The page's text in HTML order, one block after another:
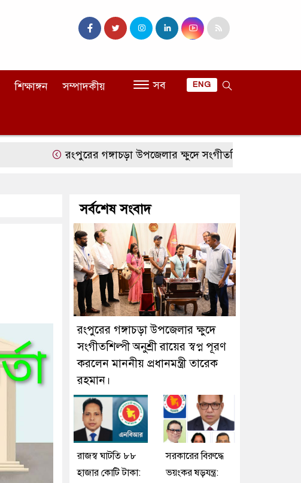
শিক্ষাঙ্গন সম্পাদকীয় সব ENG
রংপুরের গঙ্গাচড়া উপজেলার ক্ষুদে সংগীতশিল্পী অনুশ্রী রায়ের স্বপ্ন
সর্বশেষ সংবাদ
রংপুরের গঙ্গাচড়া উপজেলার ক্ষুদে
সংগীতশিল্পী অনুশ্রী রায়ের স্বপ্ন পূরণ
করলেন মাননীয় প্রধানমন্ত্রী তারেক
রহমান।
রাজস্ব ঘাটতি ৮৮
হাজার কোটি টাকা:
সরকারের বিরুদ্ধে
ভয়ংকর ষড়যন্ত্র: